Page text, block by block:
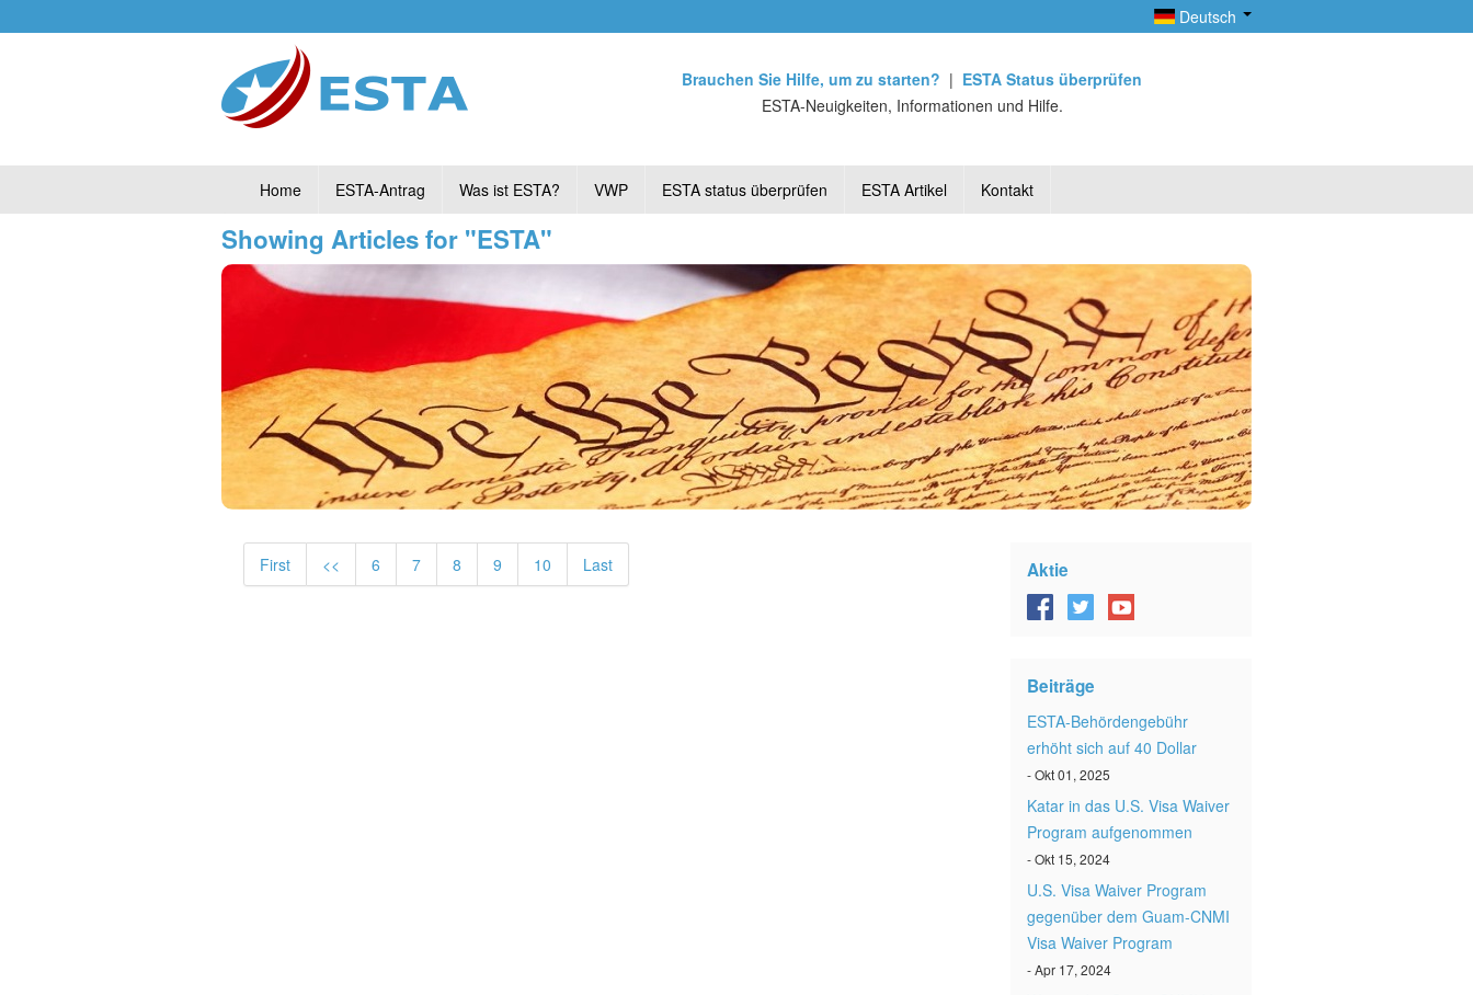
Deutsch
Brauchen Sie Hilfe, um zu starten? | ESTA Status überprüfen
ESTA-Neuigkeiten, Informationen und Hilfe.
Home ESTA-Antrag Was ist ESTA? VWP ESTA status überprüfen ESTA Artikel Kontakt
Showing Articles for "ESTA"
First << 6 7 8 9 10 Last Aktie
Beiträge
ESTA-Behördengebühr
erhöht sich auf 40 Dollar
- Okt 01, 2025
Katar in das U.S. Visa Waiver
Program aufgenommen
- Okt 15, 2024
U.S. Visa Waiver Program
gegenüber dem Guam-CNMI
Visa Waiver Program
- Apr 17, 2024